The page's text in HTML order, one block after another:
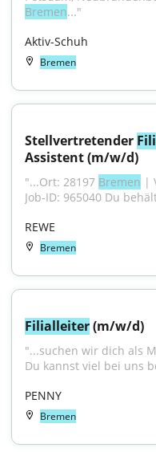
Bremen..."
Aktiv-Schuh
Bremen
Stellvertretender
Assistent (m/w/d)
"...Ort: 28197 Bremen |
Job-ID: 965040 Du
REWE
Bremen
Filialleiter (m/w/d)
"...suchen wir dich als
Du kannst viel bei uns
PENNY
Bremen